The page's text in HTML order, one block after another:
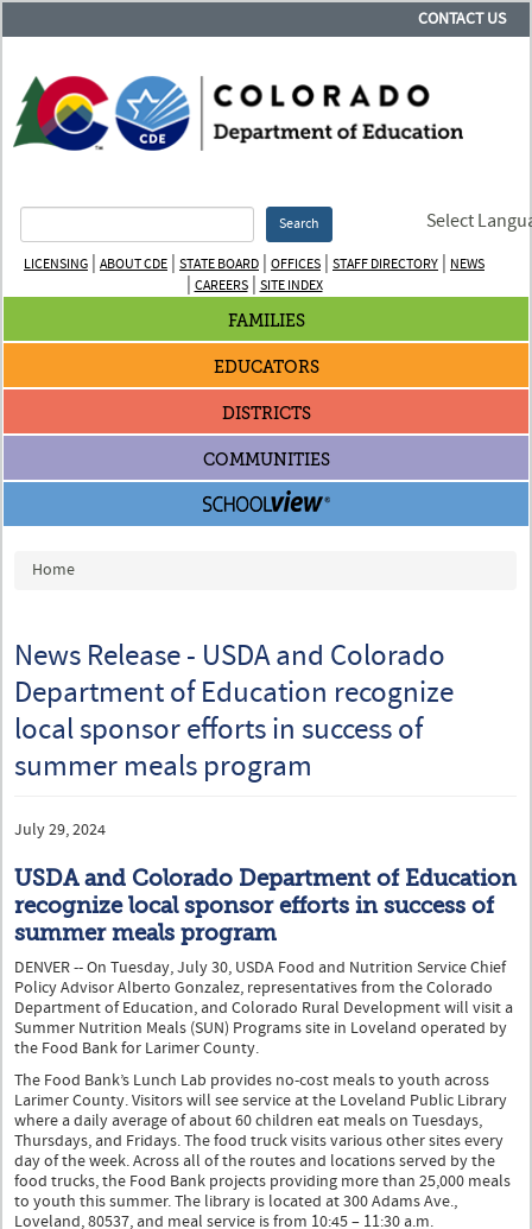
CONTACT US
Search Select
LICENSING | ABOUT CDE | STATE BOARD | OFFICES | STAFF DIRECTORY | NEWS
| CAREERS| SITE INDEX
FAMILIES
EDUCATORS
DISTRICTS
COMMUNITIES
You are here
Home
News Release - USDA and Colorado
Department of Education recognize
local sponsor efforts in success of
summer meals program
July 29, 2024
USDA and Colorado Department of Education
recognize local sponsor efforts in success of
summer meals program
DENVER -- On Tuesday, July 30, USDA Food and Nutrition Service Chief
Policy Advisor Alberto Gonzalez, representatives from the Colorado
Department of Education, and Colorado Rural Development will visit a
Summer Nutrition Meals (SUN) Programs site in Loveland operated by
the Food Bank for Larimer County.
The Food Bank’s Lunch Lab provides no-cost meals to youth across
Larimer County. Visitors will see service at the Loveland Public Library
where a daily average of about 60 children eat meals on Tuesdays,
Thursdays, and Fridays. The food truck visits various other sites every
day of the week. Across all of the routes and locations served by the
food trucks, the Food Bank projects providing more than 25,000 meals
to youth this summer. The library is located at 300 Adams Ave.,
Loveland, 80537, and meal service is from 10:45 – 11:30 a.m.